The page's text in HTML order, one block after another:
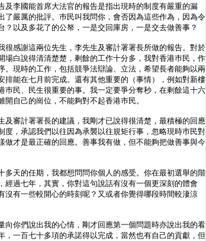
及李國能首席大法官的報告是指出現時的制度有嚴重的漏
了嚴厲的批評。巿民叫我問你，會否因為這些作為，因為令
？以及多花了的公帑，一是交回庫房，一是交去做善事？
很感謝這兩位先生，李先生及審計署署長所做的報告。對於
場白說得清清楚楚，剩餘的工作十分多，我對香港巿民，作
。現時的工作，包括競爭法辯論、立法，希望長者能夠以兩
排能在七月前完成。還有其他重要的（事情），例如對新樓
巿民、民生很重要的事。我一定要爭分奪秒，在剩餘這十六
自己的崗位，不能夠對不起香港巿民。
審計署署長的建議，我剛才已說得很清楚，最積極的回應
度，承認我們以往因為承襲以往規矩行事，忽略現時巿民對
做才是最正確的回應。善事我有做，但不能夠把做善事與今
多天的任期，我都想問問你個人的感受。你在最初選舉的階
經過七年，其實，你對這句說話有沒有一個更深刻的體會
沒有一些較開心的時刻呢？又或者你覺得哪段時間較淒涼
向你們說出我的心情，剛才回應第一個問題時亦說出我的看
，一百七十多項的承諾得以完成，當然也有自己的貢獻，但